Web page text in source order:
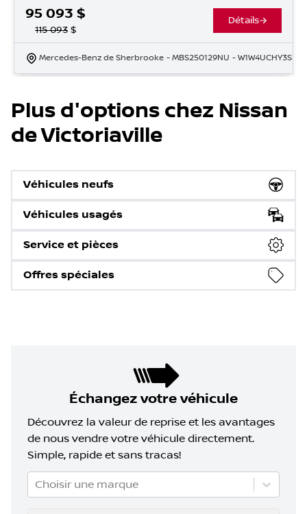
95 093 $
115 093 $
Détails
Mercedes-Benz de Sherbrooke - MBS250129NU -
Plus d'options chez Nissan
de Victoriaville
Véhicules neufs
Véhicules usagés
Service et pièces
Offres spéciales
Échangez votre véhicule
Découvrez la valeur de reprise et les avantages
de nous vendre votre véhicule directement.
Simple, rapide et sans tracas!
Choisir une marque